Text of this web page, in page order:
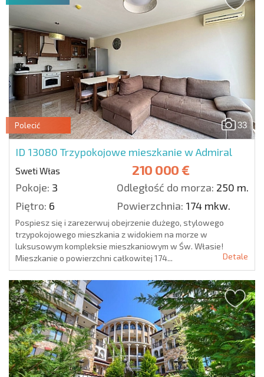
33
Polecić
ID 13080 Trzypokojowe mieszkanie w Admiral
Sweti Włas 210 000 €
Pokoje: 3 Odległość do morza: 250 m.
Piętro: 6 Powierzchnia: 174 mkw.
Pospiesz się i zarezerwuj obejrzenie dużego, stylowego
trzypokojowego mieszkania z widokiem na morze w
luksusowym kompleksie mieszkaniowym w Św. Własie!
Mieszkanie o powierzchni całkowitej 174...
Detale